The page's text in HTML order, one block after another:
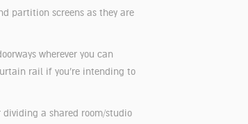
partition screens as they are
wherever you can
rail if you’re intending to
dividing a shared room/studio